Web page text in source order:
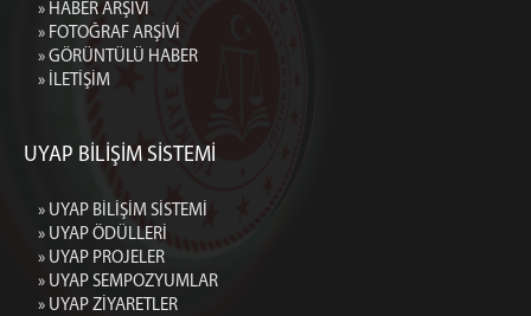
» HABER ARŞİVİ
» FOTOĞRAF ARŞİVİ
» GÖRÜNTÜLÜ HABER
» İLETİŞİM
UYAP BİLİŞİM SİSTEMİ
» UYAP BİLİŞİM SİSTEMİ
» UYAP ÖDÜLLERİ
» UYAP PROJELER
» UYAP SEMPOZYUMLAR
» UYAP ZİYARETLER